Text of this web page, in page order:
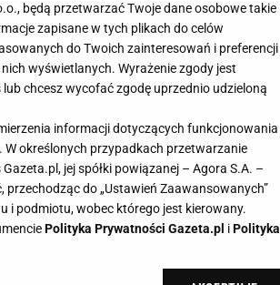
będą przetwarzać Twoje dane osobowe takie
zapisane w tych plikach do celów
do Twoich zainteresowań i preferencji
wyświetlanych. Wyrażenie zgody jest
chcesz wycofać zgodę uprzednio udzieloną
informacji dotyczących funkcjonowania
W określonych przypadkach przetwarzanie
jej spółki powiązanej – Agora S.A. –
do „Ustawień Zaawansowanych”
i podmiotu, wobec którego jest kierowany.
Polityka Prywatności Gazeta.pl iPolityka